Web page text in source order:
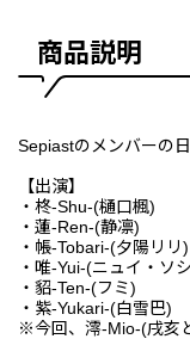
商品説明
Sepiastのメンバーの
【出演】
・柊-Shu-(樋口楓)
・蓮-Ren-(静凛)
・帳-Tobari-(夕陽リリ)
・唯-Yui-(ニュイ・ソ
・貂-Ten-(フミ)
・紫-Yukari-(白雪巴)
※今回、澪-Mio-(戌亥